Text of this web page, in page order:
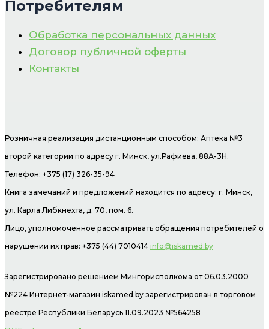
Потребителям
Обработка персональных данных
Договор публичной оферты
Контакты
Розничная реализация дистанционным способом: Аптека №3
второй категории по адресу г. Минск, ул.Рафиева, 88А-3Н.
Телефон: +375 (17) 326-35-94
Книга замечаний и предложений находится по адресу: г. Минск,
ул. Карла Либкнехта, д. 70, пом. 6.
Лицо, уполномоченное рассматривать обращения потребителей о
нарушении их прав: +375 (44) 7010414 info@iskamed.by
Зарегистрировано решением Мингорисполкома от 06.03.2000
№224 Интернет-магазин iskamed.by зарегистрирован в торговом
реестре Республики Беларусь 11.09.2023 №564258